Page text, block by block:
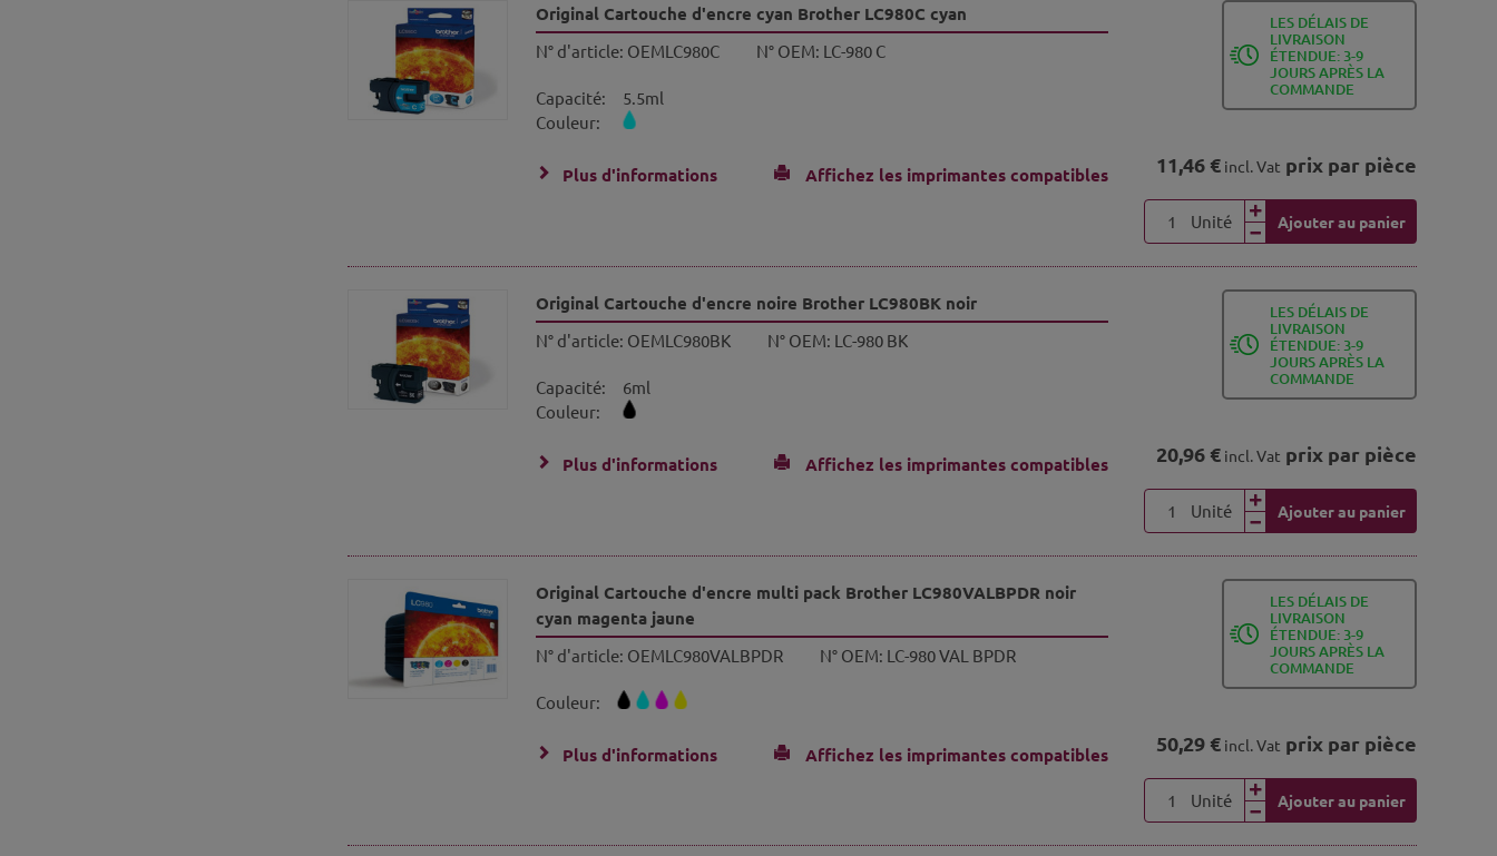
Original Cartouche d'encre cyan Brother LC980C cyan
N° d'article: OEMLC980C N° OEM: LC-980 C
Capacité:
5.5ml
Couleur:
Plus d'informations Affichez les imprimantes compatibles
LES DÉLAIS DE
LIVRAISON
ÉTENDUE: 3-9
JOURS APRÈS LA
COMMANDE
11,46 € incl. Vat prix par pièce
Unité Ajouter au panier
Original Cartouche d'encre noire Brother LC980BK noir
N° d'article: OEMLC980BK N° OEM: LC-980 BK
Capacité:
6ml
Couleur:
Plus d'informations Affichez les imprimantes compatibles
LES DÉLAIS DE
LIVRAISON
ÉTENDUE: 3-9
JOURS APRÈS LA
COMMANDE
20,96 € incl. Vat prix par pièce
Unité Ajouter au panier
Original Cartouche d'encre multi pack Brother LC980VALBPDR noir
cyan magenta jaune
N° d'article: OEMLC980VALBPDR N° OEM: LC-980 VAL BPDR
Couleur:
Plus d'informations Affichez les imprimantes compatibles
LES DÉLAIS DE
LIVRAISON
ÉTENDUE: 3-9
JOURS APRÈS LA
COMMANDE
50,29 € incl. Vat prix par pièce
Unité Ajouter au panier